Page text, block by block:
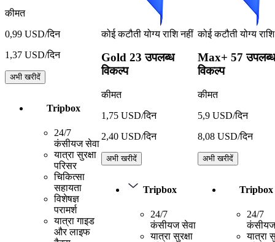
कीमत
0,99 USD/दिन
1,37 USD/दिन
अभी खरीदें
Tripbox
24/7
कंसीयज सेवा
यात्रा सुरक्षा
परिसर
चिकित्सा
सहायता
विशेषज्ञ
परामर्श
यात्रा गाइड
और लाइफ
कोई कटौती योग्य राशि नहीं
Gold 23 उपलब्ध
विकल्प
कीमत
1,75 USD/दिन
2,40 USD/दिन
अभी खरीदें
Tripbox
24/7
कंसीयज सेवा
यात्रा सुरक्षा
कोई कटौती योग्य
Max+ 57 उपलब्ध
विकल्प
कीमत
5,9 USD/दिन
8,08 USD/दिन
अभी खरीदें
Tripbox
24/7
यात्रा